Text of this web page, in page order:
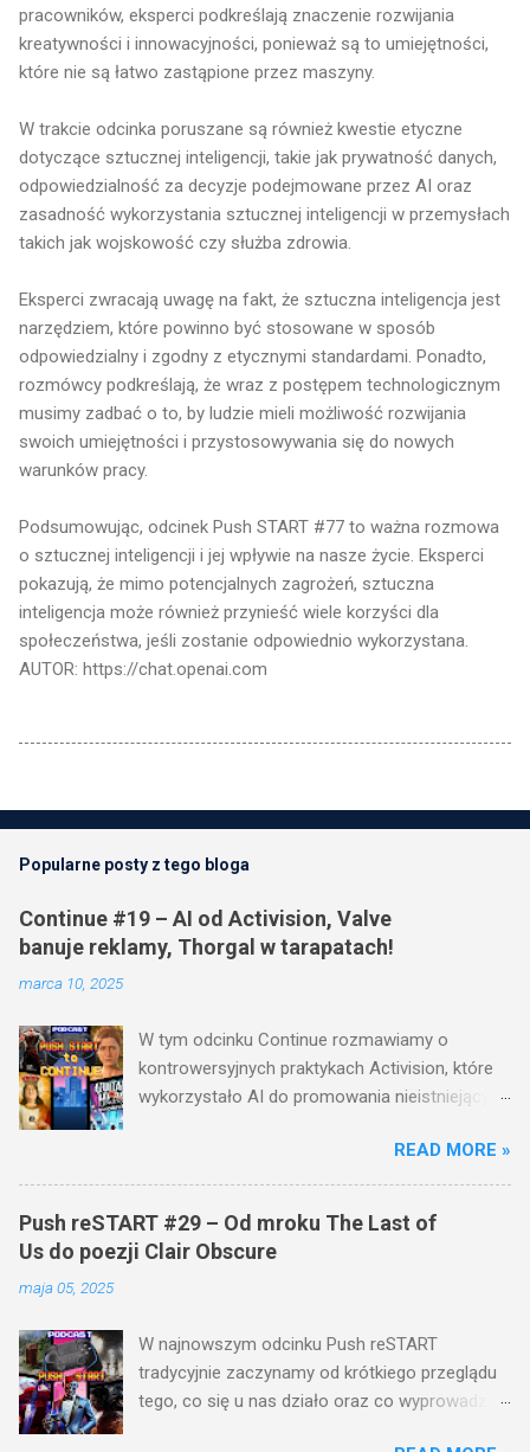
pracowników, eksperci podkreślają znaczenie rozwijania
kreatywności i innowacyjności, ponieważ są to umiejętności,
które nie są łatwo zastąpione przez maszyny.
W trakcie odcinka poruszane są również kwestie etyczne
dotyczące sztucznej inteligencji, takie jak prywatność danych,
odpowiedzialność za decyzje podejmowane przez AI oraz
zasadność wykorzystania sztucznej inteligencji w przemysłach
takich jak wojskowość czy służba zdrowia.
Eksperci zwracają uwagę na fakt, że sztuczna inteligencja jest
narzędziem, które powinno być stosowane w sposób
odpowiedzialny i zgodny z etycznymi standardami. Ponadto,
rozmówcy podkreślają, że wraz z postępem technologicznym
musimy zadbać o to, by ludzie mieli możliwość rozwijania
swoich umiejętności i przystosowywania się do nowych
warunków pracy.
Podsumowując, odcinek Push START #77 to ważna rozmowa
o sztucznej inteligencji i jej wpływie na nasze życie. Eksperci
pokazują, że mimo potencjalnych zagrożeń, sztuczna
inteligencja może również przynieść wiele korzyści dla
społeczeństwa, jeśli zostanie odpowiednio wykorzystana.
AUTOR: https://chat.openai.com
Popularne posty z tego bloga
Continue #19 – AI od Activision, Valve
banuje reklamy, Thorgal w tarapatach!
marca 10, 2025
W tym odcinku Continue rozmawiamy o
kontrowersyjnych praktykach Activision, które
wykorzystało AI do promowania nieistniejących
zakazuje wymuszonych reklam na Steamie! A
co z grą Thorgal ? Miała być hitem, a na razie
mamy komornika i problemy finansowe studia
Mighty Koi. Nie zabraknie też wieści o God of
komentarzach, co sądzisz o tych decyzjach! 🎮
🔥 ROZDZIAŁY: 00:00:00 - 00:00:15 INTRO
00:00:15 - 00:00:41 WPROWADZENIE 00:00:42 -
READ MORE »
Push reSTART #29 – Od mroku The Last of
Us do poezji Clair Obscure
maja 05, 2025
W najnowszym odcinku Push reSTART
tradycyjnie zaczynamy od krótkiego przeglądu
tego, co się u nas działo oraz co wyprowadziło